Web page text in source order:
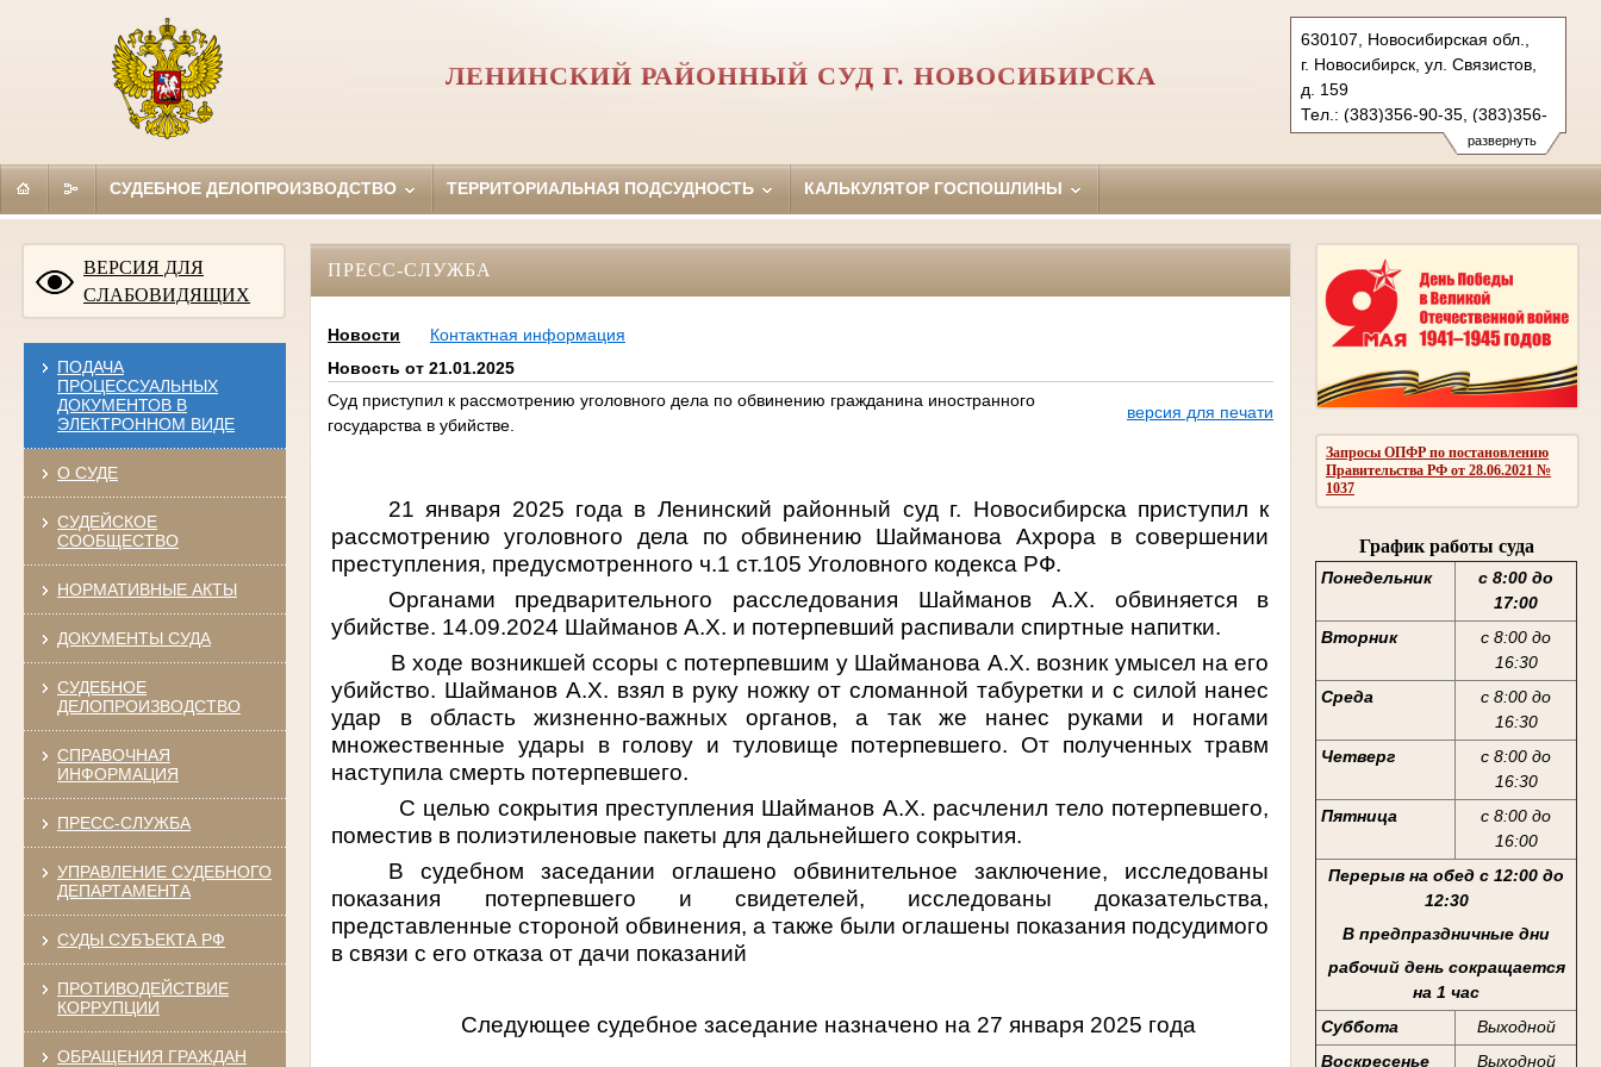
развернуть
630107, Новосибирская обл.,
г. Новосибирск, ул. Связистов,
д. 159
Тел.: (383)356-90-35, (383)356-
90-36 (ф.)
leninsky.nsk@sudrf.ru
ЛЕНИНСКИЙ РАЙОННЫЙ СУД Г. НОВОСИБИРСКА
СУДЕБНОЕ ДЕЛОПРОИЗВОДСТВО ТЕРРИТОРИАЛЬНАЯ ПОДСУДНОСТЬ КАЛЬКУЛЯТОР ГОСПОШЛИНЫ
ВЕРСИЯ ДЛЯ
СЛАБОВИДЯЩИХ
ПОДАЧА
ПРОЦЕССУАЛЬНЫХ
ДОКУМЕНТОВ В
ЭЛЕКТРОННОМ ВИДЕ
О СУДЕ
СУДЕЙСКОЕ
СООБЩЕСТВО
НОРМАТИВНЫЕ АКТЫ
ДОКУМЕНТЫ СУДА
СУДЕБНОЕ
ДЕЛОПРОИЗВОДСТВО
СПРАВОЧНАЯ
ИНФОРМАЦИЯ
ПРЕСС-СЛУЖБА
УПРАВЛЕНИЕ СУДЕБНОГО
ДЕПАРТАМЕНТА
СУДЫ СУБЪЕКТА РФ
ПРОТИВОДЕЙСТВИЕ
КОРРУПЦИИ
ОБРАЩЕНИЯ ГРАЖДАН
Запросы ОПФР по постановлению
Правительства РФ от 28.06.2021 №
1037
График работы суда
Понедельник
с 8:00 до
17:00
Вторник
с 8:00 до
16:30
Среда
с 8:00 до
16:30
Четверг
с 8:00 до
16:30
Пятница
с 8:00 до
16:00
Перерыв на обед с 12:00 до
12:30
В предпраздничные дни
рабочий день сокращается
на 1 час
Суббота
Выходной
Воскресенье
Выходной
ПРЕСС-СЛУЖБА
Новости
Контактная информация
Новость от 21.01.2025
Суд приступил к рассмотрению уголовного дела по обвинению гражданина иностранного
государства в убийстве.
версия для печати
21 января 2025 года в Ленинский районный суд г. Новосибирска приступил к
рассмотрению уголовного дела по обвинению Шайманова Ахрора в совершении
преступления, предусмотренного ч.1 ст.105 Уголовного кодекса РФ.
Органами предварительного расследования Шайманов А.Х. обвиняется в
убийстве. 14.09.2024 Шайманов А.Х. и потерпевший распивали спиртные напитки.
В ходе возникшей ссоры с потерпевшим у Шайманова А.Х. возник умысел на его
убийство. Шайманов А.Х. взял в руку ножку от сломанной табуретки и с силой нанес
удар в область жизненно-важных органов, а так же нанес руками и ногами
множественные удары в голову и туловище потерпевшего. От полученных травм
наступила смерть потерпевшего.
С целью сокрытия преступления Шайманов А.Х. расчленил тело потерпевшего,
поместив в полиэтиленовые пакеты для дальнейшего сокрытия.
В судебном заседании оглашено обвинительное заключение, исследованы
показания потерпевшего и свидетелей, исследованы доказательства,
представленные стороной обвинения, а также были оглашены показания подсудимого
в связи с его отказа от дачи показаний
Следующее судебное заседание назначено на 27 января 2025 года